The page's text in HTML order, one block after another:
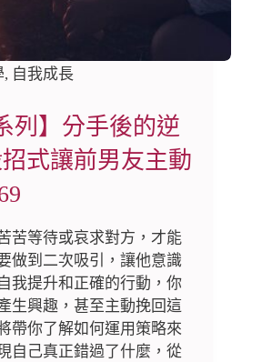
, 自我成長
列】分手後的逆
式讓前男友主動
苦等待或哀求對方，才能
做到二次吸引，讓他意識
我提升和正確的行動，你
生興趣，甚至主動挽回這
帶你了解如何運用策略來
自己真正錯過了什麼，從